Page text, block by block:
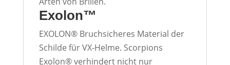
Exolon™
EXOLON® Bruchsicheres Material der
Schilde für VX-Helme. Scorpions
Exolon® verhindert nicht nur